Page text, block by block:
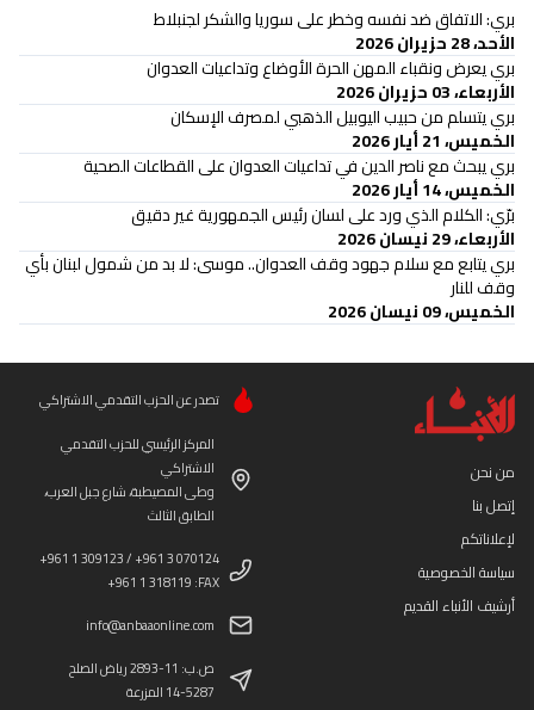
بري: الاتفاق ضد نفسه وخطر على سوريا والشكر لجنبلاط
الأحد، 28 حزيران 2026
بري يعرض ونقباء المهن الحرة الأوضاع وتداعيات العدوان
الأربعاء، 03 حزيران 2026
بري يتسلم من حبيب اليوبيل الذهبي لمصرف الإسكان
الخميس، 21 أيار 2026
بري يبحث مع ناصر الدين في تداعيات العدوان على القطاعات الصحية
الخميس، 14 أيار 2026
برّي: الكلام الذي ورد على لسان رئيس الجمهورية غير دقيق
الأربعاء، 29 نيسان 2026
بري يتابع مع سلام جهود وقف العدوان.. موسى: لا بد من شمول لبنان بأي
وقف للنار
الخميس، 09 نيسان 2026
من نحن
إتصل بنا
لإعلاناتكم
سياسة الخصوصية
أرشيف الأنباء القديم
تصدر عن الحزب التقدمي الاشتراكي
المركز الرئيسي للحزب التقدمي
الاشتراكي
وطى المصيطبة، شارع جبل العرب،
الطابق الثالث
+961 1 309123 / +961 3 070124
+961 1 318119 :FAX
info@anbaaonline.com
ص.ب: 11-2893 رياض الصلح
14-5287 المزرعة